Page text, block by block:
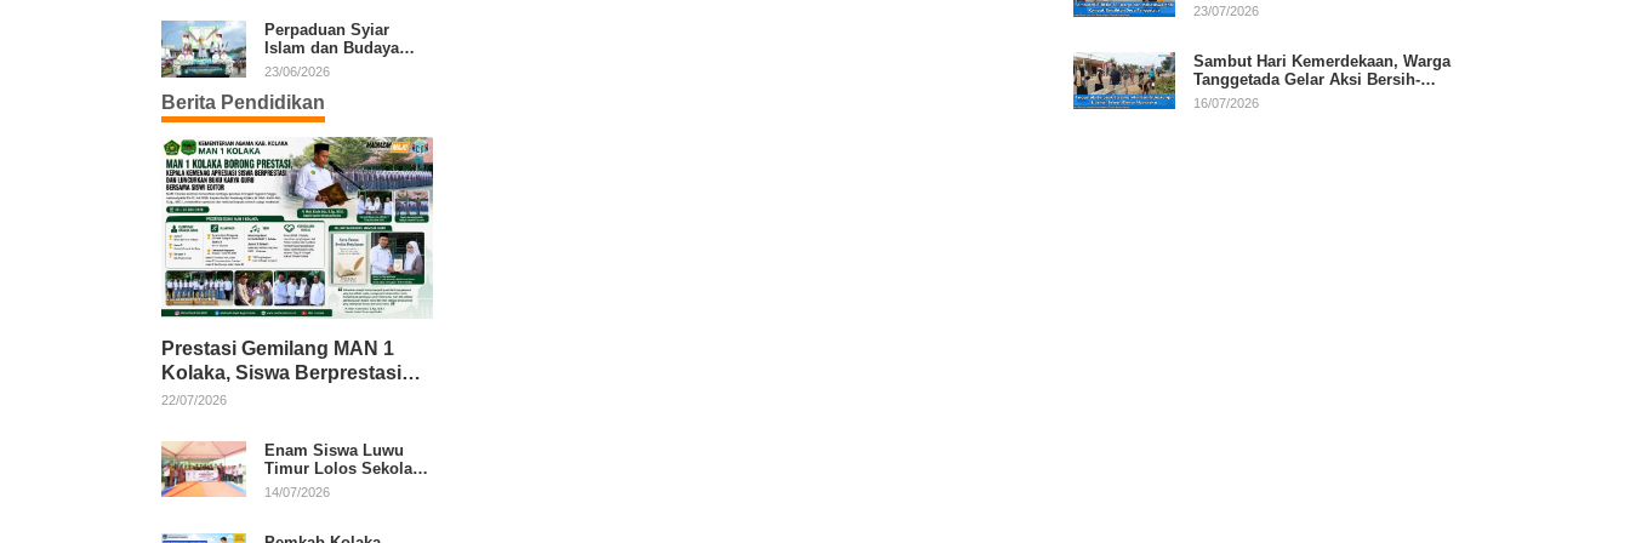
Perpaduan Syiar
Islam dan Budaya
Warnai Pawai Ta’aruf
23/06/2026
Berita Pendidikan
Prestasi Gemilang MAN 1
Kolaka, Siswa Berprestasi
dan Guru Berkarya Raih
22/07/2026
Enam Siswa Luwu
Timur Lolos Sekolah
Rakyat, Bupati: Jaga
14/07/2026
RI
23/07/2026
Sambut Hari Kemerdekaan, Warga
Tanggetada Gelar Aksi Bersih-
Bersih Desa
16/07/2026